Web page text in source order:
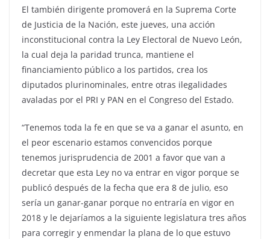
El también dirigente promoverá en la Suprema Corte
de Justicia de la Nación, este jueves, una acción
inconstitucional contra la Ley Electoral de Nuevo León,
la cual deja la paridad trunca, mantiene el
financiamiento público a los partidos, crea los
diputados plurinominales, entre otras ilegalidades
avaladas por el PRI y PAN en el Congreso del Estado.
“Tenemos toda la fe en que se va a ganar el asunto, en
el peor escenario estamos convencidos porque
tenemos jurisprudencia de 2001 a favor que van a
decretar que esta Ley no va entrar en vigor porque se
publicó después de la fecha que era 8 de julio, eso
sería un ganar-ganar porque no entraría en vigor en
2018 y le dejaríamos a la siguiente legislatura tres años
para corregir y enmendar la plana de lo que estuvo